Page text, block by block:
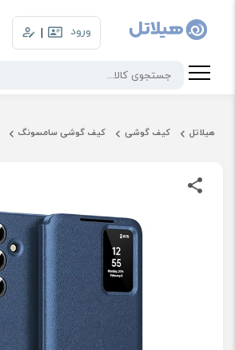
ورود |
هیلاتل کیف گوشی کیف گوشی سامسونگ